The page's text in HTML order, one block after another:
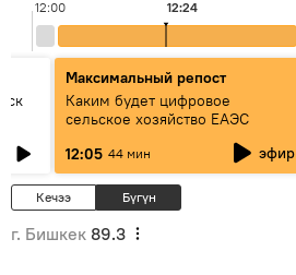
12:00 12:24
Максимальный репост
Каким будет цифровое
сельское хозяйство ЕАЭС
12:05 44 мин эфир
Кечээ Бүгүн
г. Бишкек 89.3